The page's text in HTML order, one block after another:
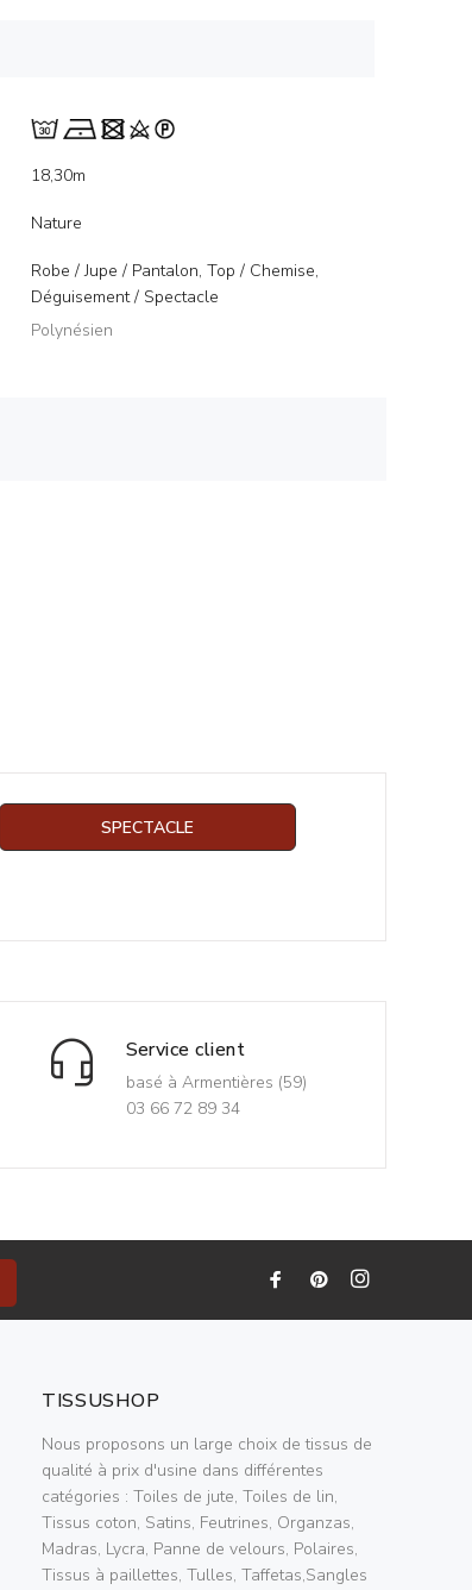
18,30m
Nature
Robe / Jupe / Pantalon, Top / Chemise,
Déguisement / Spectacle
Polynésien
SPECTACLE
Service client
basé à Armentières (59)
03 66 72 89 34
TISSUSHOP
Nous proposons un large choix de tissus de
qualité à prix d'usine dans différentes
catégories : Toiles de jute, Toiles de lin,
Tissus coton, Satins, Feutrines, Organzas,
Madras, Lycra, Panne de velours, Polaires,
Tissus à paillettes, Tulles, Taffetas,Sangles